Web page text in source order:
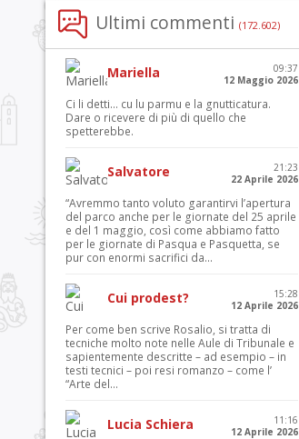
Ultimi commenti (172.602)
Mariella
09:37
12 Maggio 2026
Ci li detti… cu lu parmu e la gnutticatura.
Dare o ricevere di più di quello che
spetterebbe.
Salvatore
21:23
22 Aprile 2026
“Avremmo tanto voluto garantirvi l’apertura
del parco anche per le giornate del 25 aprile
e del 1 maggio, così come abbiamo fatto
per le giornate di Pasqua e Pasquetta, se
pur con enormi sacrifici da...
Cui prodest?
15:28
12 Aprile 2026
Per come ben scrive Rosalio, si tratta di
tecniche molto note nelle Aule di Tribunale e
sapientemente descritte – ad esempio – in
testi tecnici – poi resi romanzo – come l’
“Arte del...
Lucia Schiera
11:16
12 Aprile 2026